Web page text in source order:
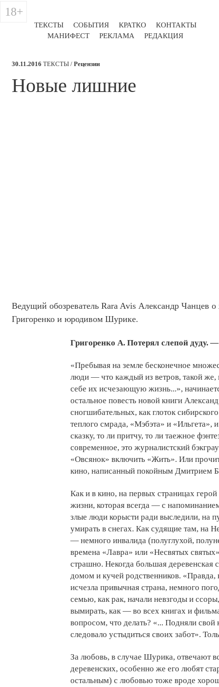
ТЕКСТЫ СОБЫТИЯ КРАТКО
КОНТАКТЫ
МАНИФЕСТ
РЕКЛАМА РЕДАКЦИЯ
18+
30.11.2016 ТЕКСТЫ / Рецензии
​Новые лишние
Ведущий обозреватель Rara Avis Александр Чанцев о
Григоренко и юродивом Шурике.
Григоренко А. Потерял слепой дуду.
«Пребывая на земле бесконечное
люди — что каждый из ветров, такой же,
себе их исчезающую жизнь...»,
остальное повесть новой книги
сногшибательных, как глоток
теплого смрада, «Мэбэта» и
сказку, то ли притчу, то ли таежное
современное, это журналистский
«Овсянок» включить «Жить». Или
кино, написанный покойным Дмитрием
Как и в кино, на первых страницах
жизни, которая всегда — с
злые люди корысти ради выследили, на
умирать в снегах. Как судящие там, на
— немного инвалида (полуглухой,
времена «Лавра» или «Несвятых
страшно. Некогда большая деревенская
домом и кучей родственников. «Правда,
исчезла привычная страна, немного
семью, как рак, начали невзгоды и
вымирать, как — во всех книгах и
вопросом, что делать? «... Подняли свой
следовало устыдиться своих забот».
За любовь, в случае Шурика, отвечают
деревенских, особенно же его любят
остальным) с любовью тоже вроде